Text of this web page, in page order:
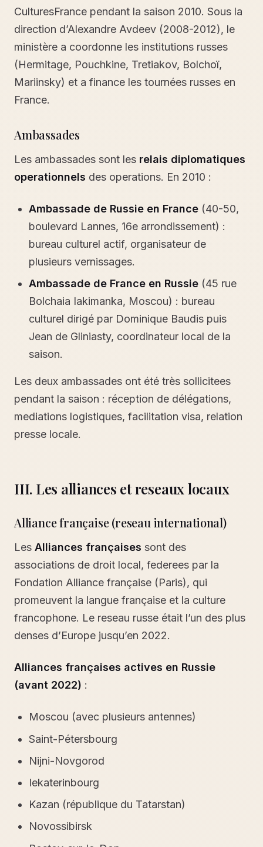
CulturesFrance pendant la saison 2010. Sous la
direction d’Alexandre Avdeev (2008-2012), le
ministère a coordonne les institutions russes
(Hermitage, Pouchkine, Tretiakov, Bolchoï,
Mariinsky) et a finance les tournées russes en
France.
Ambassades
Les ambassades sont les relais diplomatiques
operationnels des operations. En 2010 :
Ambassade de Russie en France (40-50,
boulevard Lannes, 16e arrondissement) :
bureau culturel actif, organisateur de
plusieurs vernissages.
Ambassade de France en Russie (45 rue
Bolchaia Iakimanka, Moscou) : bureau
culturel dirigé par Dominique Baudis puis
Jean de Gliniasty, coordinateur local de la
saison.
Les deux ambassades ont été très sollicitees
pendant la saison : réception de délégations,
mediations logistiques, facilitation visa, relation
presse locale.
III. Les alliances et reseaux locaux
Alliance française (reseau international)
Les Alliances françaises sont des
associations de droit local, federees par la
Fondation Alliance française (Paris), qui
promeuvent la langue française et la culture
francophone. Le reseau russe était l’un des plus
denses d’Europe jusqu’en 2022.
Alliances françaises actives en Russie
(avant 2022) :
Moscou (avec plusieurs antennes)
Saint-Pétersbourg
Nijni-Novgorod
Iekaterinbourg
Kazan (république du Tatarstan)
Novossibirsk